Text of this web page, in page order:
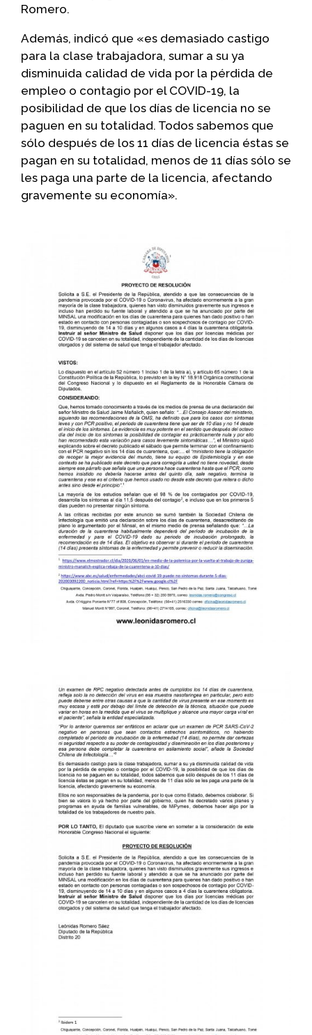
Romero.
Además, indicó que «es demasiado castigo
para la clase trabajadora, sumar a su ya
disminuida calidad de vida por la pérdida de
empleo o contagio por el COVID-19, la
posibilidad de que los días de licencia no se
paguen en su totalidad. Todos sabemos que
sólo después de los 11 días de licencia éstas se
pagan en su totalidad, menos de 11 días sólo se
les paga una parte de la licencia, afectando
gravemente su economía».